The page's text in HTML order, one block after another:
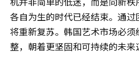
各自为生的时代已经结束。通
将重新复苏。韩国艺术市场必
整，朝着更坚固和可持续的未来